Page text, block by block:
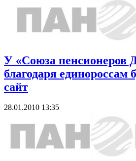
У «Союза пенсионеров
благодаря единороссам
сайт
28.01.2010 13:35